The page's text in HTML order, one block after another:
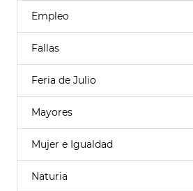
Empleo
Fallas
Feria de Julio
Mayores
Mujer e Igualdad
Naturia